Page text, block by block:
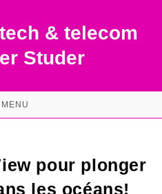
& telecom
Studer
MENU
pour plonger
les océans!